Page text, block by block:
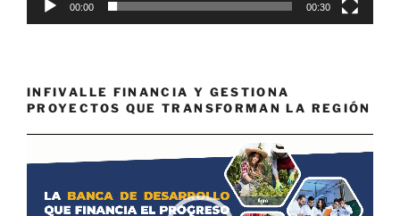
00:00 00:30
INFIVALLE FINANCIA Y GESTIONA
PROYECTOS QUE TRANSFORMAN LA REGIÓN
de